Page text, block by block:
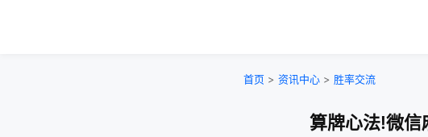
首页 > 资讯中心 > 胜率交流
算牌心法!微信